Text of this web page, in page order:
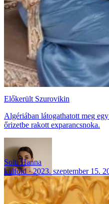
Előkerült Szurovikin
Algériában látogathatott meg
őrizetbe rakott exparancsnoka.
Solti Hanna
külföld
2023. szeptember 15.